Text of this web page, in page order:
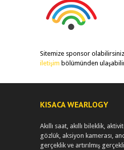
Sitemize sponsor
iletişim bölümünden
KISACA WEARLOGY
Akıllı saat, akıllı bileklik,
gözlük, aksiyon kamerası,
gerçeklik ve artırılmış